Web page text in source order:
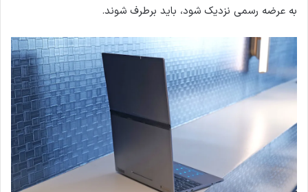
به عرضه رسمی نزدیک شود، باید برطرف شوند.